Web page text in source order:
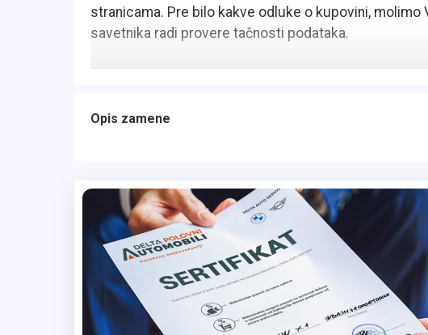
stranicama. Pre bilo kakve odluke o kupovini,
savetnika radi provere tačnosti podataka.
Opis zamene